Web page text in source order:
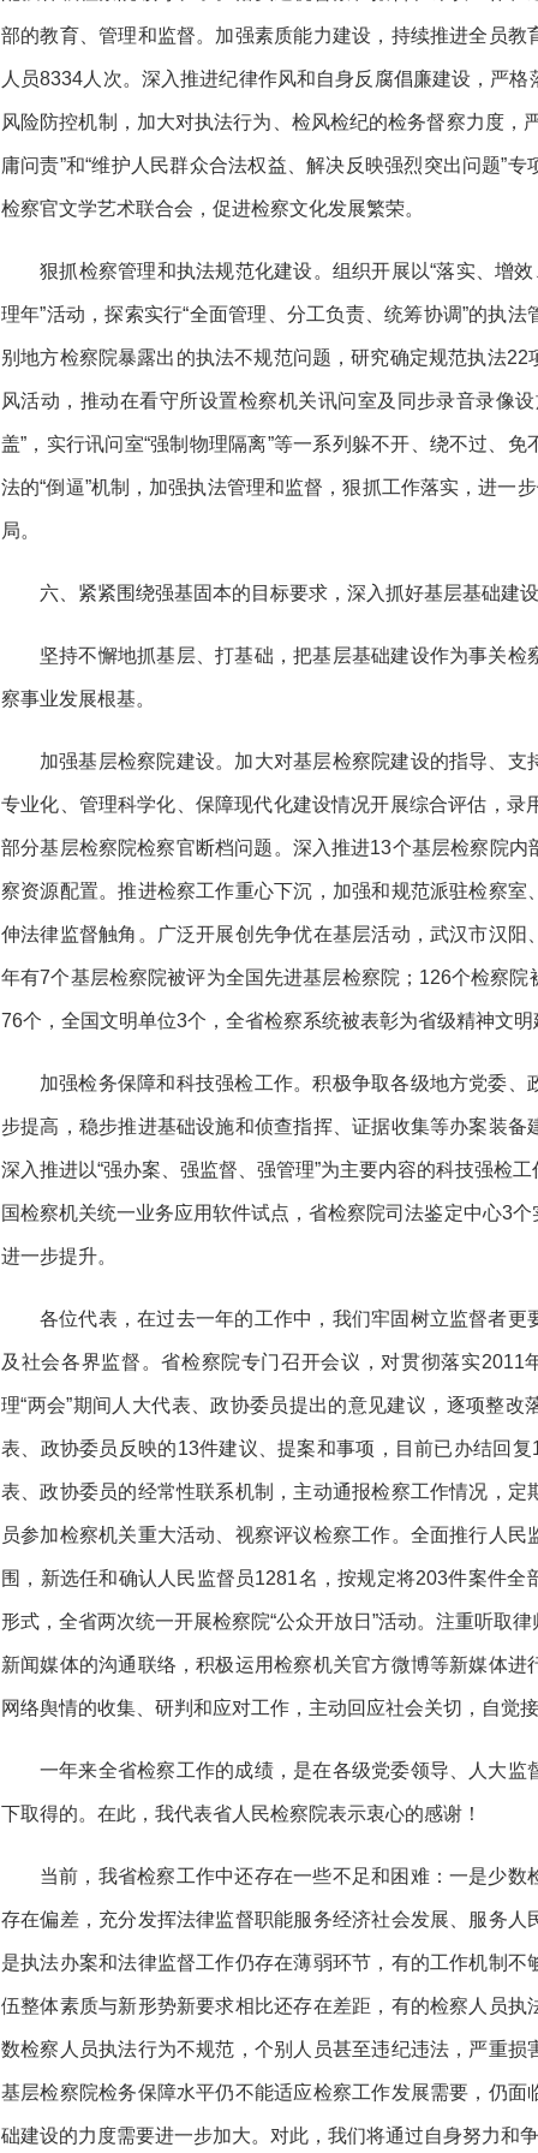
部的教育、管理和监督。加强素质能力建设，持续推进全员
人员8334人次。深入推进纪律作风和自身反腐倡廉建设，严
风险防控机制，加大对执法行为、检风检纪的检务督察力度，
庸问责”和“维护人民群众合法权益、解决反映强烈突出问题”
检察官文学艺术联合会，促进检察文化发展繁荣。
狠抓检察管理和执法规范化建设。组织开展以“落实、增
理年”活动，探索实行“全面管理、分工负责、统筹协调”的执
别地方检察院暴露出的执法不规范问题，研究确定规范执法
风活动，推动在看守所设置检察机关讯问室及同步录音录像
盖”，实行讯问室“强制物理隔离”等一系列躲不开、绕不过、
法的“倒逼”机制，加强执法管理和监督，狠抓工作落实，进一
局。
六、紧紧围绕强基固本的目标要求，深入抓好基层基础建设
坚持不懈地抓基层、打基础，把基层基础建设作为事关
察事业发展根基。
加强基层检察院建设。加大对基层检察院建设的指导、
专业化、管理科学化、保障现代化建设情况开展综合评估，录
部分基层检察院检察官断档问题。深入推进13个基层检察院
察资源配置。推进检察工作重心下沉，加强和规范派驻检察
伸法律监督触角。广泛开展创先争优在基层活动，武汉市汉
年有7个基层检察院被评为全国先进基层检察院；126个检察
76个，全国文明单位3个，全省检察系统被表彰为省级精神文
加强检务保障和科技强检工作。积极争取各级地方党委
步提高，稳步推进基础设施和侦查指挥、证据收集等办案装
深入推进以“强办案、强监督、强管理”为主要内容的科技强检
国检察机关统一业务应用软件试点，省检察院司法鉴定中心3
进一步提升。
各位代表，在过去一年的工作中，我们牢固树立监督者
及社会各界监督。省检察院专门召开会议，对贯彻落实2011
理“两会”期间人大代表、政协委员提出的意见建议，逐项整
表、政协委员反映的13件建议、提案和事项，目前已办结回
表、政协委员的经常性联系机制，主动通报检察工作情况，
员参加检察机关重大活动、视察评议检察工作。全面推行人
围，新选任和确认人民监督员1281名，按规定将203件案件
形式，全省两次统一开展检察院“公众开放日”活动。注重听取
新闻媒体的沟通联络，积极运用检察机关官方微博等新媒体
网络舆情的收集、研判和应对工作，主动回应社会关切，自觉
一年来全省检察工作的成绩，是在各级党委领导、人大
下取得的。在此，我代表省人民检察院表示衷心的感谢！
当前，我省检察工作中还存在一些不足和困难：一是少
存在偏差，充分发挥法律监督职能服务经济社会发展、服务
是执法办案和法律监督工作仍存在薄弱环节，有的工作机制
伍整体素质与新形势新要求相比还存在差距，有的检察人员
数检察人员执法行为不规范，个别人员甚至违纪违法，严重
基层检察院检务保障水平仍不能适应检察工作发展需要，仍
础建设的力度需要进一步加大。对此，我们将通过自身努力和